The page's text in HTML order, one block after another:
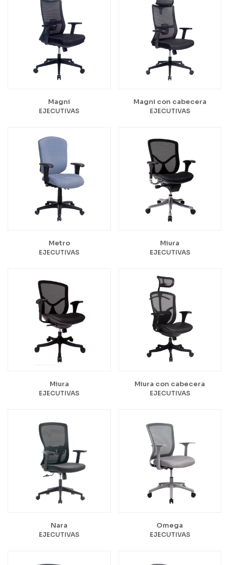
Magni
EJECUTIVAS
Magni con cabecera
EJECUTIVAS
Metro
EJECUTIVAS
Miura
EJECUTIVAS
Miura
EJECUTIVAS
Miura con cabecera
EJECUTIVAS
Nara
EJECUTIVAS
Omega
EJECUTIVAS